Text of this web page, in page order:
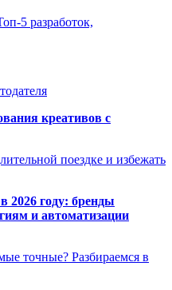
5 разработок,
креативов с
поездке и избежать
2026 году: бренды
и автоматизации
точные? Разбираемся в